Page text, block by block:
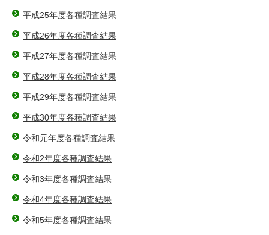
平成25年度各種調査結果
平成26年度各種調査結果
平成27年度各種調査結果
平成28年度各種調査結果
平成29年度各種調査結果
平成30年度各種調査結果
令和元年度各種調査結果
令和2年度各種調査結果
令和3年度各種調査結果
令和4年度各種調査結果
令和5年度各種調査結果